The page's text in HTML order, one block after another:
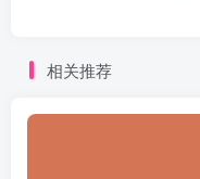
相关推荐